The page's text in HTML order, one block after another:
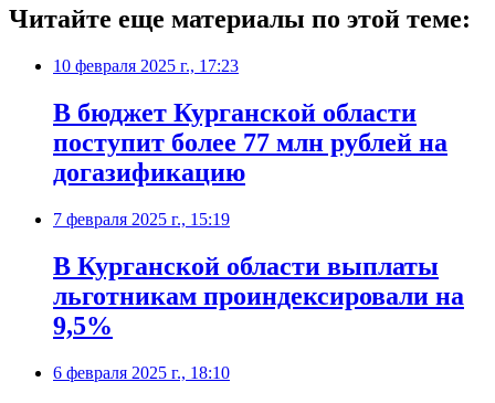
Читайте еще материалы по этой теме:
10 февраля 2025 г., 17:23
В бюджет Курганской области
поступит более 77 млн рублей на
догазификацию
7 февраля 2025 г., 15:19
В Курганской области выплаты
льготникам проиндексировали на
9,5%
6 февраля 2025 г., 18:10